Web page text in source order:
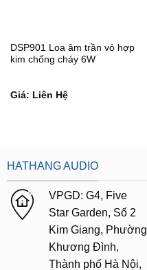
DSP901 Loa âm trần vỏ hợp
kim chống cháy 6W
Giá: Liên Hệ
HATHANG AUDIO
VPGD: G4, Five
Star Garden, Số 2
Kim Giang, Phường
Khương Đình,
Thành phố Hà Nội,